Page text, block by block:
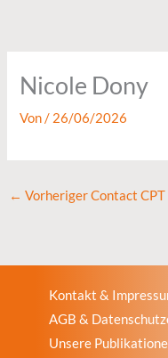
Nicole Dony
Von/ 26/06/2026
← Vorheriger Contact CPT
Kontakt &
AGB &
Unsere